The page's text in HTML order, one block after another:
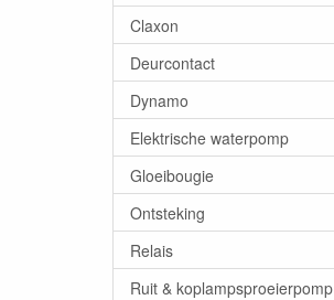
Claxon
Deurcontact
Dynamo
Elektrische waterpomp
Gloeibougie
Ontsteking
Relais
Ruit & koplampsproeierpomp